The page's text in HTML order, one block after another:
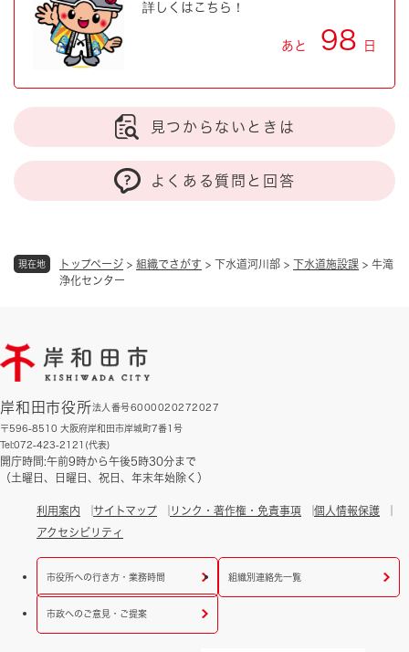
現在地 トップページ > 組織でさがす > 下水道河川部 > 下水道施設課 > 牛滝
浄化センター
詳しくはこちら！
あと 98 日
見つからないときは
よくある質問と回答
岸和田市役所法人番号6000020272027
〒596-8510 大阪府岸和田市岸城町7番1号
Tel:072-423-2121(代表)
開庁時間:午前9時から午後5時30分まで
（土曜日、日曜日、祝日、年末年始除く）
利用案内 サイトマップ リンク・著作権・免責事項
個人情報保護
アクセシビリティ
市役所への行き方・業務時間 組織別連絡先一覧
市政へのご意見・ご提案